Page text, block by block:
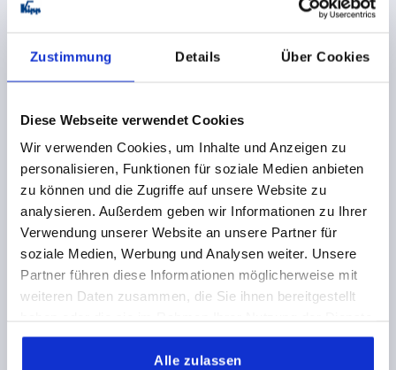
Zustimmung Details Über Cookies
Diese Webseite verwendet Cookies
Wir verwenden Cookies, um Inhalte und Anzeigen zu
personalisieren, Funktionen für soziale Medien anbieten
zu können und die Zugriffe auf unsere Website zu
analysieren. Außerdem geben wir Informationen zu Ihrer
Verwendung unserer Website an unsere Partner für
soziale Medien, Werbung und Analysen weiter. Unsere
Partner führen diese Informationen möglicherweise mit
weiteren Daten zusammen, die Sie ihnen bereitgestellt
gesammelt haben.
Alle zulassen
K2484
KOMPRESS.-HEBELVERSCHLUSS FLACH, FORM:B,
H=29, ZINK SCHWARZ PULVERBESCHICHTET
FORM=B FORM-TYP=ABSCHLIESSBAR
BREITE=50
B1=35
HÖHE=29 H1 MAX.=15 H2=25
H3=81
LÄNGE=110
L1=59 L2=90 M=M06X30